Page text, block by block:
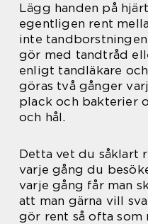
Lägg handen på
egentligen rent
inte
gör med tandtråd
enligt tandläkare
göras två gånger
plack och bakterier
och hål.
Detta vet du såklart
varje gång du
varje gång får man
att man gärna vill
gör rent så ofta som